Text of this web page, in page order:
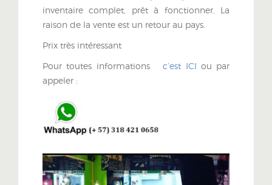
inventaire complet, prêt à fonctionner. La
raison de la vente est un retour au pays.
Prix très intéressant
Pour toutes informationsc’est ICI ou par
appeler :